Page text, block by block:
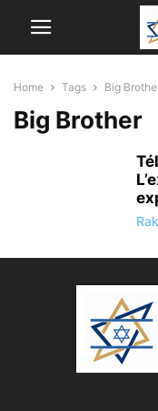
Home Tags Big
Big Brother